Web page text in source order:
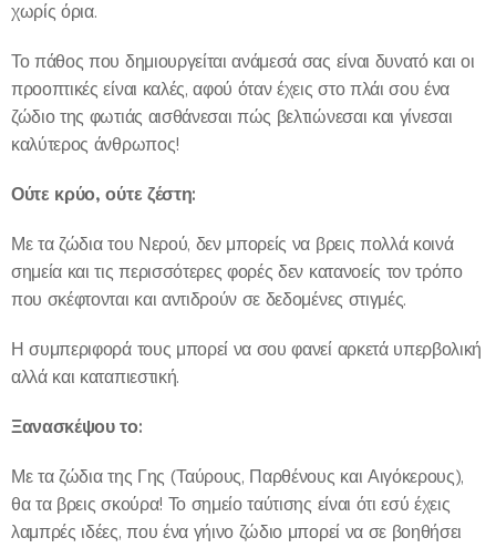
χωρίς όρια.
Το πάθος που δημιουργείται ανάμεσά σας είναι δυνατό και οι
προοπτικές είναι καλές, αφού όταν έχεις στο πλάι σου ένα
ζώδιο της φωτιάς αισθάνεσαι πώς βελτιώνεσαι και γίνεσαι
καλύτερος άνθρωπος!
Ούτε κρύο, ούτε ζέστη:
Με τα ζώδια του Νερού, δεν μπορείς να βρεις πολλά κοινά
σημεία και τις περισσότερες φορές δεν κατανοείς τον τρόπο
που σκέφτονται και αντιδρούν σε δεδομένες στιγμές.
Η συμπεριφορά τους μπορεί να σου φανεί αρκετά υπερβολική
αλλά και καταπιεστική.
Ξανασκέψου το:
Με τα ζώδια της Γης (Ταύρους, Παρθένους και Αιγόκερους),
θα τα βρεις σκούρα! Το σημείο ταύτισης είναι ότι εσύ έχεις
λαμπρές ιδέες, που ένα γήινο ζώδιο μπορεί να σε βοηθήσει